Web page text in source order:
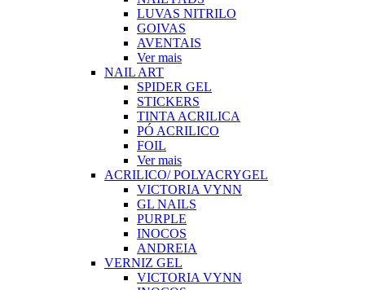
LUVAS NITRILO
GOIVAS
AVENTAIS
Ver mais
NAIL ART
SPIDER GEL
STICKERS
TINTA ACRILICA
PÓ ACRILICO
FOIL
Ver mais
ACRILICO/ POLYACRYGEL
VICTORIA VYNN
GL NAILS
PURPLE
INOCOS
ANDREIA
VERNIZ GEL
VICTORIA VYNN